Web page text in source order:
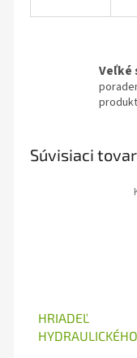
Veľké
Súvisiaci tovar
HRIADEĽ
HYDRAULICKÉHO